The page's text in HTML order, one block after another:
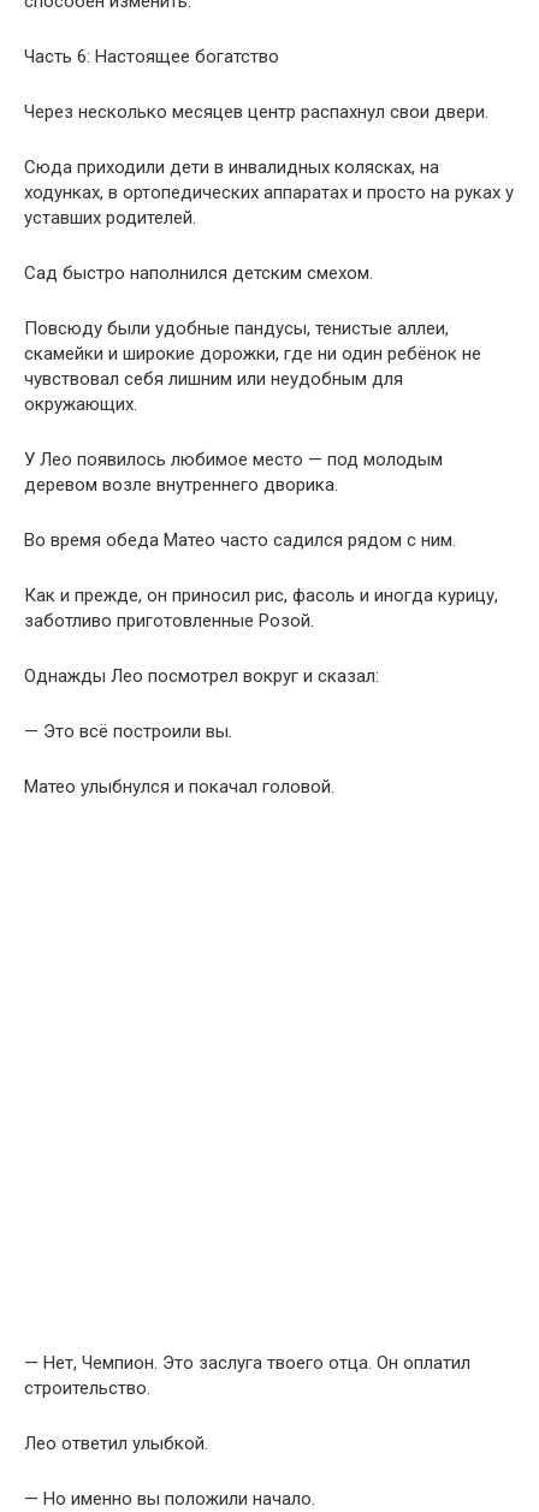
Часть 6: Настоящее богатство
Через несколько месяцев центр распахнул свои двери.
Сюда приходили дети в инвалидных колясках, на
ходунках, в ортопедических аппаратах и просто на руках у
уставших родителей.
Сад быстро наполнился детским смехом.
Повсюду были удобные пандусы, тенистые аллеи,
скамейки и широкие дорожки, где ни один ребёнок не
чувствовал себя лишним или неудобным для
окружающих.
У Лео появилось любимое место — под молодым
деревом возле внутреннего дворика.
Во время обеда Матео часто садился рядом с ним.
Как и прежде, он приносил рис, фасоль и иногда курицу,
заботливо приготовленные Розой.
Однажды Лео посмотрел вокруг и сказал:
— Это всё построили вы.
Матео улыбнулся и покачал головой.
— Нет, Чемпион. Это заслуга твоего отца. Он оплатил
строительство.
Лео ответил улыбкой.
— Но именно вы положили начало.